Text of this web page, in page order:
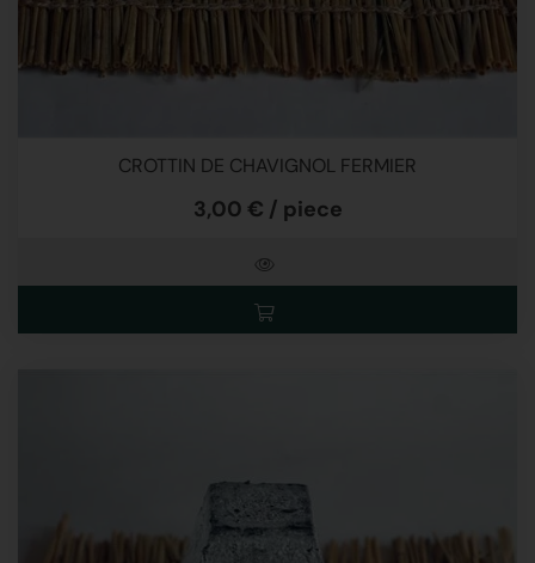
CROTTIN DE CHAVIGNOL FERMIER
3,00 € / piece